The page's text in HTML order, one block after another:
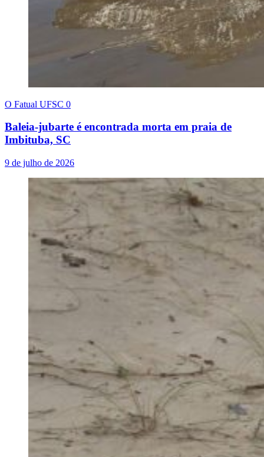
O Fatual UFSC 0
Baleia-jubarte é encontrada morta em praia de
Imbituba, SC
9 de julho de 2026